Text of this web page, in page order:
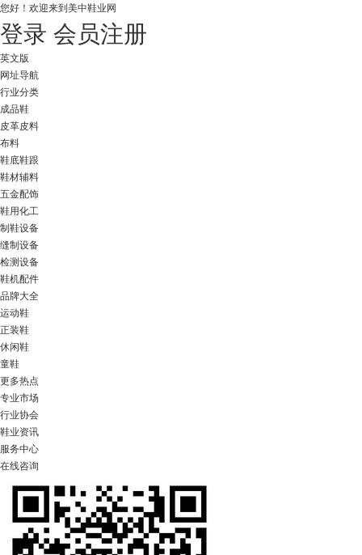
您好！ 欢迎来到美中鞋业网
登录 会员注册
英文版
网址导航
行业分类
成品鞋
皮革皮料
布料
鞋底鞋跟
鞋材辅料
五金配饰
鞋用化工
制鞋设备
缝制设备
检测设备
鞋机配件
品牌大全
运动鞋
正装鞋
休闲鞋
童鞋
更多热点
专业市场
行业协会
鞋业资讯
服务中心
在线咨询